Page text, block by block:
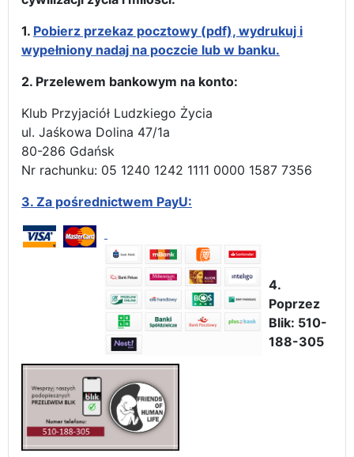
1. Pobierz przekaz pocztowy (pdf), wydrukuj i
wypełniony nadaj na poczcie lub w banku.
2. Przelewem bankowym na konto:
Klub Przyjaciół Ludzkiego Życia
ul. Jaśkowa Dolina 47/1a
80-286 Gdańsk
Nr rachunku: 05 1240 1242 1111 0000 1587 7356
3. Za pośrednictwem PayU:
4.
Poprzez
Blik: 510-
188-305